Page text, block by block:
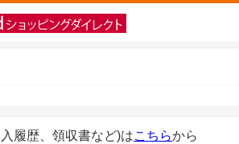
履歴、領収書など)はこちらから